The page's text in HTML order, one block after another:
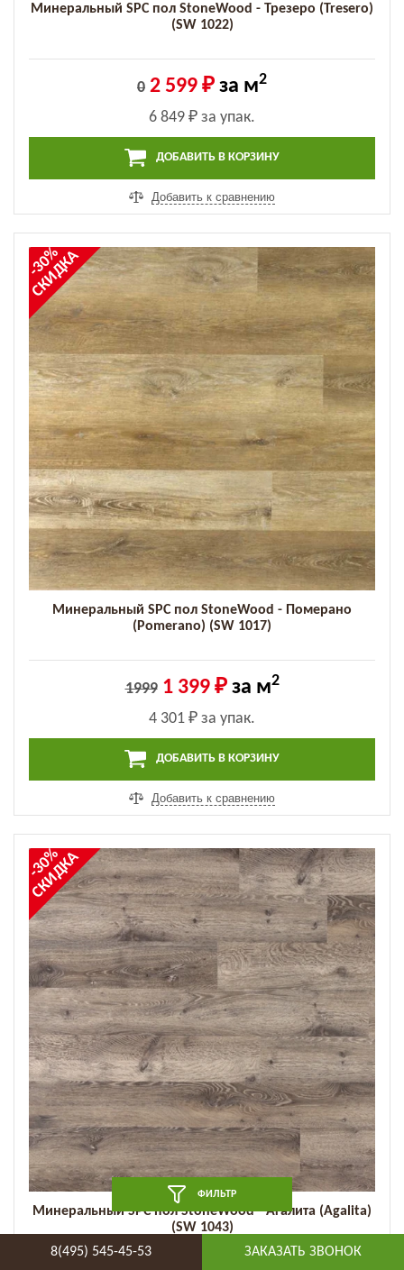
Минеральный SPC пол StoneWood - Трезеро (Tresero)
(SW 1022)
0 2 599 ₽ за м2
6 849 ₽ за упак.
ДОБАВИТЬ В КОРЗИНУ
Добавить к сравнению
-30%
СКИДКА
Минеральный SPC пол StoneWood - Померано
(Pomerano) (SW 1017)
1999 1 399 ₽за м2
4 301 ₽ за упак.
ДОБАВИТЬ В КОРЗИНУ
Добавить к сравнению
-30%
СКИДКА
Минеральный SPC пол StoneWood - Агалита (Agalita)
(SW 1043)
ФИЛЬТР
8(495) 545-45-53 ЗАКАЗАТЬ ЗВОНОК